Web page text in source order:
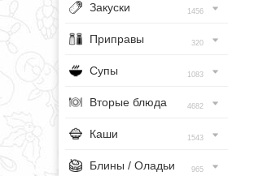
Закуски 1456
Приправы 320
Супы 1083
Вторые блюда 4682
Каши 1543
Блины / Оладьи 965